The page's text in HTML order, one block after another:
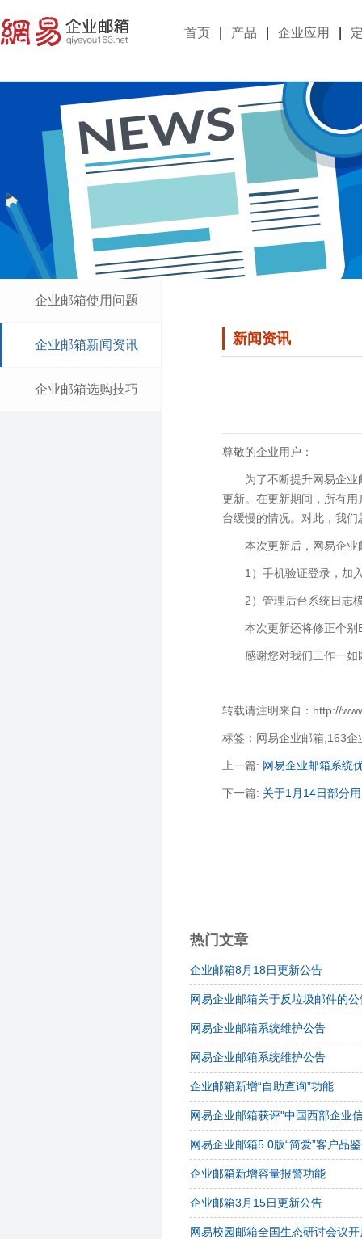
首页 产品 企业应用
企业邮箱使用问题
企业邮箱新闻资讯
企业邮箱选购技巧
新闻资讯
尊敬的企业用户：
为了不断提升网易企
更新。在更新期间，所有
台缓慢的情况。对此，我
本次更新后，网易企
1）手机验证登录，加
2）管理后台系统日志
本次更新还将修正个别
感谢您对我们工作一
转载请注明来自：http://
标签：网易企业邮箱,163
上一篇: 网易企业邮箱系统
下一篇: 关于1月14日部分
热门文章
企业邮箱8月18日更新公告
网易企业邮箱关于反垃圾邮件的公
网易企业邮箱系统维护公告
网易企业邮箱系统维护公告
企业邮箱新增“自助查询”功能
网易企业邮箱获评"中国西部企业
网易企业邮箱5.0版“简爱”客户品
企业邮箱新增容量报警功能
企业邮箱3月15日更新公告
网易校园邮箱全国生态研讨会议开